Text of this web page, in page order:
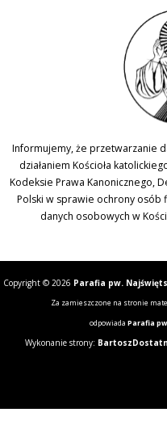
Informujemy, że przetwarzanie
działaniem Kościoła
Kodeksie Prawa Kanonicznego,
Polski w sprawie ochrony osób
danych osobowych w
Copyright © 2026 Parafia pw.
Za zamieszczone na stronie
odpowiada Parafia
Wykonanie strony: